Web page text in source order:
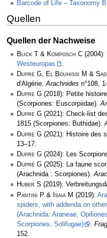
Barcode of Life – Taxonomy
Quellen
Quellen der Nachweise
Blick T & Komposch C (2004):
Westeuropas
Dupre G, El Bouhissi M &
d'Algérie. Arachnides n°108,
Dupre G (2018): Petite
(Scorpiones: Euscorpiidae).
Dupre G (2021): Check-list
1815 (Scorpiones: Buthidae).
Dupre G (2021): Histoire des
13–17.
Dupre G (2024): Les
Dupré G (2025): La faune
(Arachnida : Scorpiones).
Huber S (2019):
Pantini P & Isaia M (2019):
spiders, with addenda on
(Arachnida: Araneae,
Scorpiones, Solifugae)
152.